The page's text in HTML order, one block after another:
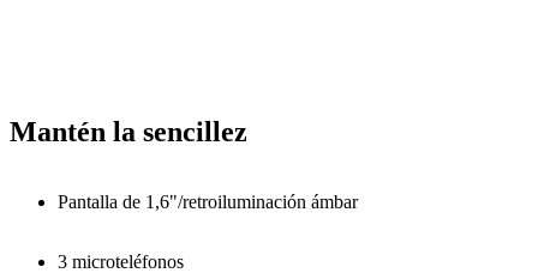
Mantén la sencillez
Pantalla de 1,6"/retroiluminación ámbar
3 microteléfonos